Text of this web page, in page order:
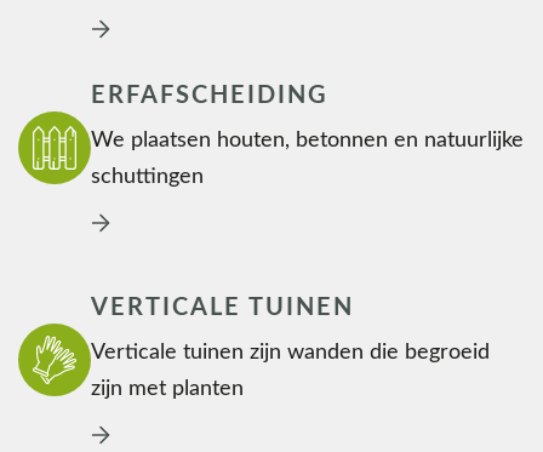
ERFAFSCHEIDING
We plaatsen houten, betonnen en natuurlijke
schuttingen
VERTICALE TUINEN
Verticale tuinen zijn wanden die begroeid
zijn met planten